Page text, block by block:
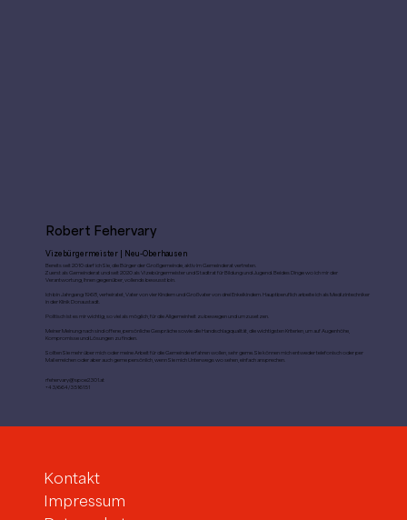
Robert Fehervary
Vizebürgermeister | Neu-Oberhausen
Bereits seit 2010 darf ich Sie, die Bürger der Großgemeinde, aktiv im Gemeinderat vertreten.
Zuerst als Gemeinderat und seit 2020 als Vizebürgermeister und Stadtrat für Bildung und Jugend. Beides Dinge wo ich mir der
Verantwortung, Ihnen gegenüber, vollends bewusst bin.
Ich bin Jahrgang 1968, verheiratet, Vater von vier Kindern und Großvater von drei Enkelkindern. Hauptberuflich arbeite ich als Medizintechniker
in der Klinik Donaustadt.
Politisch ist es mir wichtig, so viel als möglich, für die Allgemeinheit zu bewegen und umzusetzen.
Meiner Meinung nach sind offene, persönliche Gespräche sowie die Handschlagqualität, die wichtigsten Kriterien, um auf Augenhöhe,
Kompromisse und Lösungen zu finden.
Sollten Sie mehr über mich oder meine Arbeit für die Gemeinde erfahren wollen, sehr gerne. Sie können mich entweder telefonisch oder per
Mail erreichen oder aber auch gerne persönlich, wenn Sie mich Unterwegs wo sehen, einfach ansprechen.
rfehervary@spoe2301.at
+43/664/3516151
Kontakt
Impressum